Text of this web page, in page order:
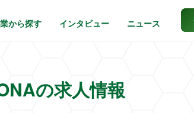
から探す インタビュー ニュース
の求人情報